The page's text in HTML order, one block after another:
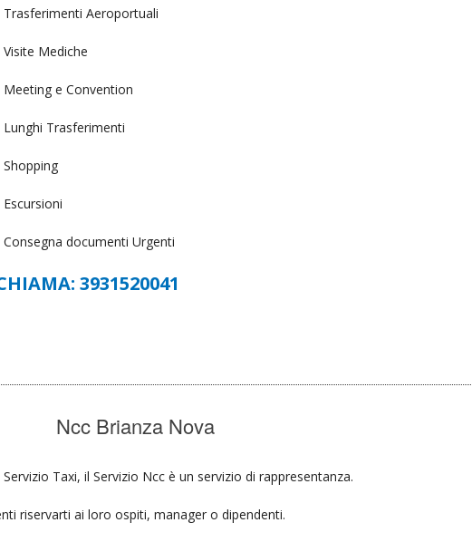
Trasferimenti Aeroportuali
Visite Mediche
Meeting e Convention
Lunghi Trasferimenti
Shopping
Escursioni
Consegna documenti Urgenti
3931520041
Ncc Brianza Nova
Taxi, il Servizio Ncc è un servizio di rappresentanza.
riservarti ai loro ospiti, manager o dipendenti.